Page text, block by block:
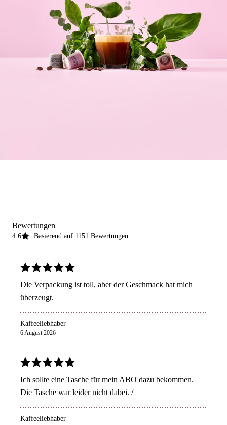
Bewertungen
4.6 Basierend auf 1151 Bewertungen
Die Verpackung ist toll, aber der Geschmack hat mich
überzeugt.
Kaffeeliebhaber
6 August 2026
Ich sollte eine Tasche für mein ABO dazu bekommen.
Die Tasche war leider nicht dabei. /
Kaffeeliebhaber